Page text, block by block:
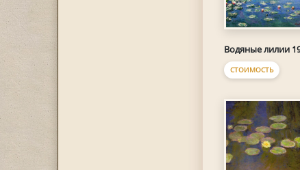
Водяные лилии
СТОИМОСТЬ